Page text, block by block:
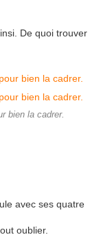
De quoi trouver
bien la cadrer.
avec ses quatre
oublier.